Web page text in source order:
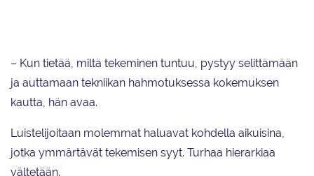
– Kun tietää, miltä tekeminen tuntuu, pystyy selittämään
ja auttamaan tekniikan hahmotuksessa kokemuksen
kautta, hän avaa.
Luistelijoitaan molemmat haluavat kohdella aikuisina,
jotka ymmärtävät tekemisen syyt. Turhaa hierarkiaa
vältetään.